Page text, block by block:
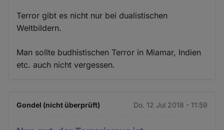
Terror gibt es nicht nur bei dualistischen
Weltbildern.
Man sollte budhistischen Terror in Miamar, Indien
etc. auch nicht vergessen.
Gondel (nicht überprüft) Do. 12 Jul 2018 - 11:59